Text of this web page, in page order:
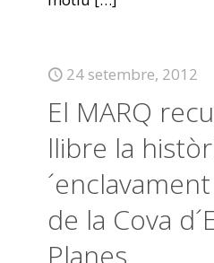
24 setembre, 2012
El MARQ
llibre la
de la Cova
Planes